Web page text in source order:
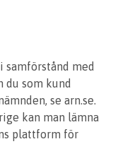
med
du som kund
se arn.se.
kan man lämna
plattform för